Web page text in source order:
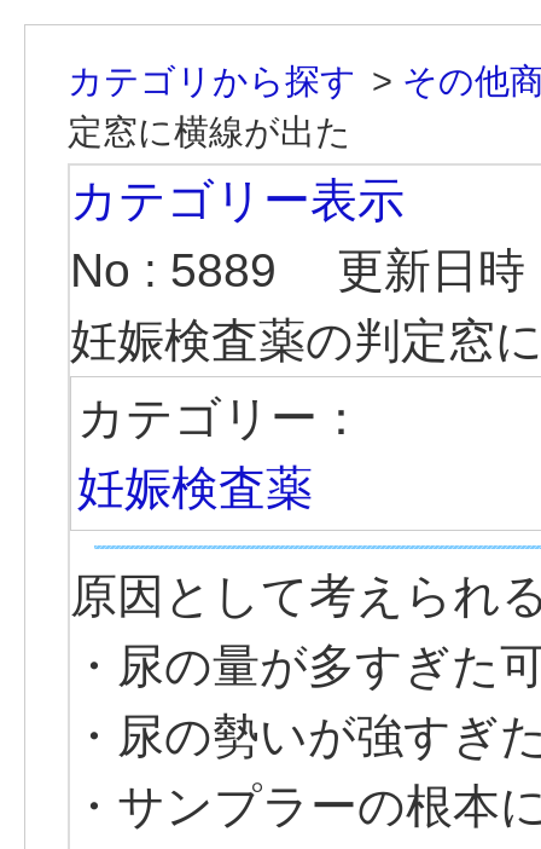
カテゴリから探す > その他
定窓に横線が出た
カテゴリー表示
No : 5889
更新日
妊娠検査薬の判定窓
カテゴリー：
妊娠検査薬
原因として考えられ
・尿の量が多すぎた
・尿の勢いが強すぎ
・サンプラーの根本